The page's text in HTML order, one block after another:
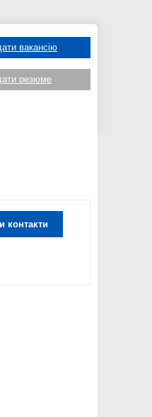
вакансію
резюме
контакти